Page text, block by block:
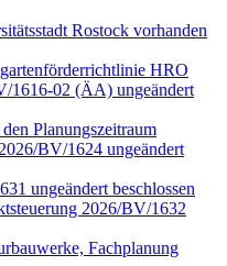
Rostock vorhanden
HRO
1616-02 (ÄA) ungeändert
Planungszeitraum
BV/1624 ungeändert
ungeändert beschlossen
2026/BV/1632
Fachplanung